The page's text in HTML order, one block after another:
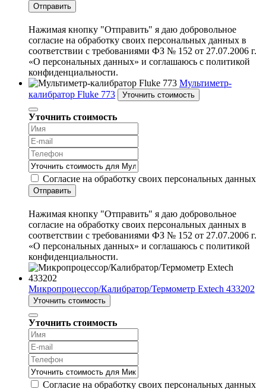
Отправить
Нажимая кнопку "Отправить" я даю добровольное
согласие на обработку своих персональных данных в
соответствии с требованиями ФЗ № 152 от 27.07.2006 г.
«О персональных данных» и соглашаюсь с политикой
конфиденциальности.
Мультиметр-
калибратор Fluke 773
Уточнить стоимость
Уточнить стоимость
Согласие на обработку своих персональных данных
Отправить
Нажимая кнопку "Отправить" я даю добровольное
согласие на обработку своих персональных данных в
соответствии с требованиями ФЗ № 152 от 27.07.2006 г.
«О персональных данных» и соглашаюсь с политикой
конфиденциальности.
Микропроцессор/Калибратор/Термометр Extech 433202
Уточнить стоимость
Уточнить стоимость
Согласие на обработку своих персональных данных